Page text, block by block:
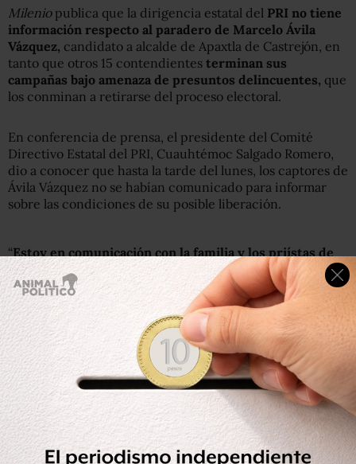
Mileniopublica que la dirigencia estatal del PRI no tiene
información respecto al paradero de Marcelo Ávila
Vázquez, candidato a alcalde de Apaxtla de Castrejón, en
tanto que otros 15 contendientes terminan sus
campañas bajo amenaza de presuntos delincuentes, que
los conminan a retirarse del proceso electoral.
En conferencia de prensa, el presidente del Comité
Directivo Estatal del PRI, Cuauhtémoc Salgado Romero,
dio a conocer que hasta la tarde del lunes, los captores de
Ávila Vázquez no se habían comunicado para informar
sobre las condiciones de su posible liberación.
“Estoy en comunicación con la familia y los priístas de
Apaxtla, pero hasta el momento no hay ningún tipo de
comunicación
”, apuntó.
Reconoció que las autoridades realizan operativos de
búsqueda en la zona, pero señaló que hasta el momento
no hay resultados y se espera que pronto haya alguna
información positiva.
Leer la nota completa en Milenio .